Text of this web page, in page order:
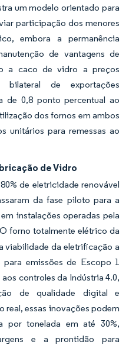
um modelo orientado para
participação dos menores
embora a permanência
de vantagens de
a caco de vidro a preços
bilateral de exportações
de 0,8 ponto percentual ao
dos fornos em ambos
unitários para remessas ao
de Vidro
de eletricidade renovável
da fase piloto para a
instalações operadas pela
O forno totalmente elétrico da
viabilidade da eletrificação a
para emissões de Escopo 1
controles da Indústria 4.0,
de qualidade digital e
real, essas inovações podem
por tonelada em até 30%,
e a prontidão para